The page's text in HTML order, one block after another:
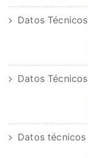
Datos Técnicos
Datos Técnicos
Datos técnicos